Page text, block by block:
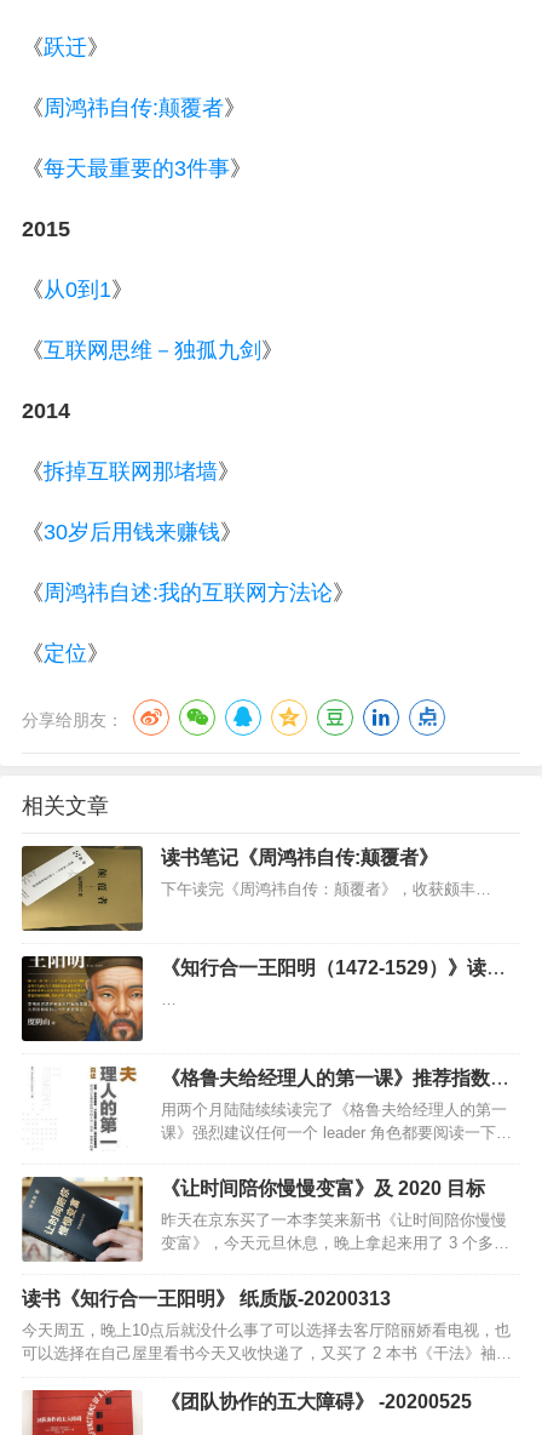
《跃迁》
《周鸿祎自传:颠覆者》
《每天最重要的3件事》
2015
《从0到1》
《互联网思维－独孤九剑 》
2014
《拆掉互联网那堵墙》
《30岁后用钱来赚钱》
《周鸿祎自述:我的互联网方法论》
《定位》
分享给朋友：
相关文章
读书笔记《周鸿祎自传:颠覆者》
下午读完《周鸿祎自传：颠覆者》，收获颇丰…
《知行合一王阳明（1472-1529）》读后
…
《格鲁夫给经理人的第一课》推荐指数：
五颗星
用两个月陆陆续续读完了《格鲁夫给经理人的第一
课》强烈建议任何一个 leader 角色都要阅读一下通
产出之和」…
《让时间陪你慢慢变富》及 2020 目标
昨天在京东买了一本李笑来新书《让时间陪你慢慢
变富》，今天元旦休息，晚上拿起来用了 3 个多小
以自己网上看免费版，或购买纸质版）我学到了一
种全新的思维方式，明…
读书《知行合一王阳明》 纸质版-20200313
今天周五，晚上10点后就没什么事了可以选择去客厅陪丽娇看电视，也
可以选择在自己屋里看书今天又收快递了，又买了 2 本书《干法》袖珍
版，到时会放到车里，随时可以拿起来读，还买了一本《种子用户》，
就是想看…
《团队协作的五大障碍》 -20200525